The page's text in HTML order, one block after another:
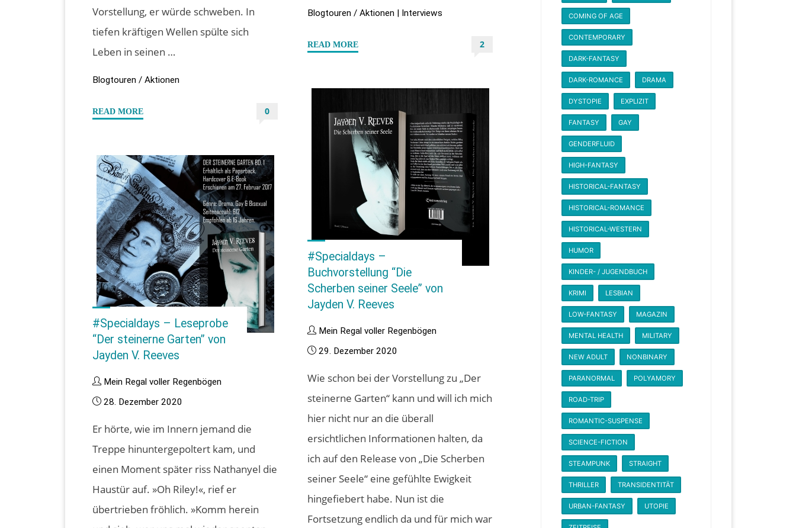
Blogtouren / Aktionen Interviews
READ MORE"#Specialdays
Jayden
V.
Reeves"
2
Vorstellung, er würde schweben. In
tiefen kräftigen Wellen spülte sich
Leben in seinen …
Blogtouren / Aktionen
READ MORE"#Specialdays
“Die
Scherben
seiner
Seele”
von
Jayden
V.
Reeves"
0
#Specialdays –
Buchvorstellung “Die
Scherben seiner Seele” von
Jayden V. Reeves
Mein Regal voller Regenbögen
29. Dezember 2020
Wie schon bei der Vorstellung zu „Der
steinerne Garten“ kann und will ich mich
hier nicht nur an die überall
ersichtlichen Informationen halten, da
ich auf den Release von „Die Scherben
seiner Seele“ eine gefühlte Ewigkeit
hingefiebert habe. Nun ist die
Fortsetzung endlich da und für mich war
#Specialdays – Leseprobe
“Der steinerne Garten” von
Jayden V. Reeves
Mein Regal voller Regenbögen
28. Dezember 2020
Er hörte, wie im Innern jemand die
Treppe hinuntergepoltert kam, und
einen Moment später riss Nathanyel die
Haustür auf. »Oh Riley!«, rief er
übertrieben fröhlich. »Komm herein
COMING OF AGE
CONTEMPORARY
DARK-FANTASY
DARK-ROMANCE DRAMA
DYSTOPIE EXPLIZIT
FANTASY GAY
GENDERFLUID
HIGH-FANTASY
HISTORICAL-FANTASY
HISTORICAL-ROMANCE
HISTORICAL-WESTERN
HUMOR
KINDER- / JUGENDBUCH
KRIMI LESBIAN
LOW-FANTASY MAGAZIN
MENTAL HEALTH MILITARY
NEW ADULT NONBINARY
PARANORMAL POLYAMORY
ROAD-TRIP
ROMANTIC-SUSPENSE
SCIENCE-FICTION
STEAMPUNK STRAIGHT
THRILLER TRANSIDENTITÄT
URBAN-FANTASY UTOPIE